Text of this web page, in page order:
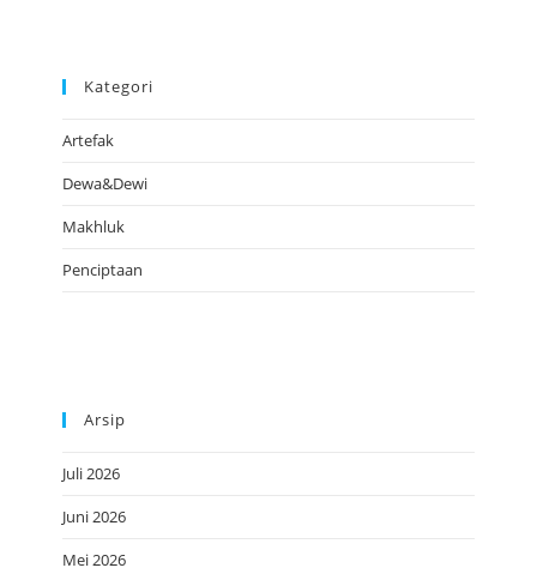
Kategori
Artefak
Dewa&Dewi
Makhluk
Penciptaan
Arsip
Juli 2026
Juni 2026
Mei 2026